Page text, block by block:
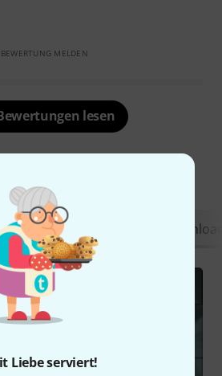
Liebe serviert!
BEWERTUNG MELDEN
lesen
gewusst?